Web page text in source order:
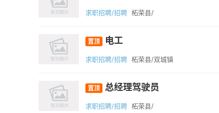
求职招聘/招聘 柘荣县/
置顶 电工
求职招聘/招聘 柘荣县/双城镇
置顶 总经理驾驶员
求职招聘/招聘 柘荣县/